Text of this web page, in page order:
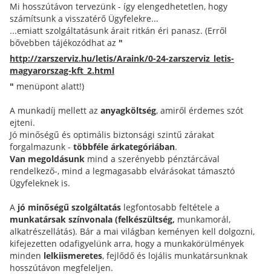
Mi hosszútávon tervezünk - így elengedhetetlen, hogy
számítsunk a visszatérő Ügyfelekre...
...emiatt szolgáltatásunk árait ritkán éri panasz. (Erről
bővebben tájékozódhat az "
http://zarszerviz.hu/letis/Araink/0-24-zarszerviz_letis-
magyarorszag-kft_2.html
" menüpont alatt!)
A munkadíj mellett az anyagköltség, amiről érdemes szót
ejteni.
Jó minőségű és optimális biztonsági szintű zárakat
forgalmazunk - többféle árkategóriában.
Van megoldásunk mind a szerényebb pénztárcával
rendelkező-, mind a legmagasabb elvárásokat támasztó
Ügyfeleknek is.
A jó minőségű szolgáltatás legfontosabb feltétele a
munkatársak színvonala (felkészültség, munkamorál,
alkatrészellátás). Bár a mai világban keményen kell dolgozni,
kifejezetten odafigyelünk arra, hogy a munkakörülmények
minden lelkiismeretes, fejlődő és lojális munkatársunknak
hosszútávon megfeleljen.